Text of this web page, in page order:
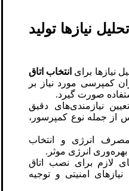
نیازها تولید
نیازها برای انتخاب اتاق
کمپرسی مورد نیاز بر
صورت گیرد.
نیازمندی‌های دقیق
از جمله نوع کمپرسور،
مصرف انرژی و انتخاب
بهره‌وری انرژی موثر.
لازم برای نصب اتاق
امنیتی و توجیه